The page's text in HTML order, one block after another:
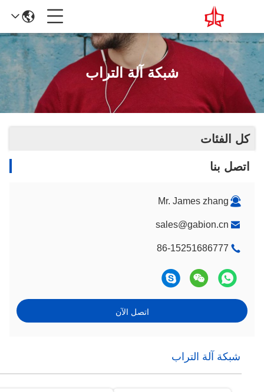
شبكة آلة التراب
كل الفئات
اتصل بنا
Mr. James zhang
sales@gabion.cn
86-15251686777
اتصل الآن
شبكة آلة التراب